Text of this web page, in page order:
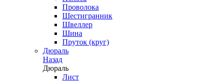
Проволока
Шестигранник
Швеллер
Шина
Пруток (круг)
Дюраль
Назад
Дюраль
Лист